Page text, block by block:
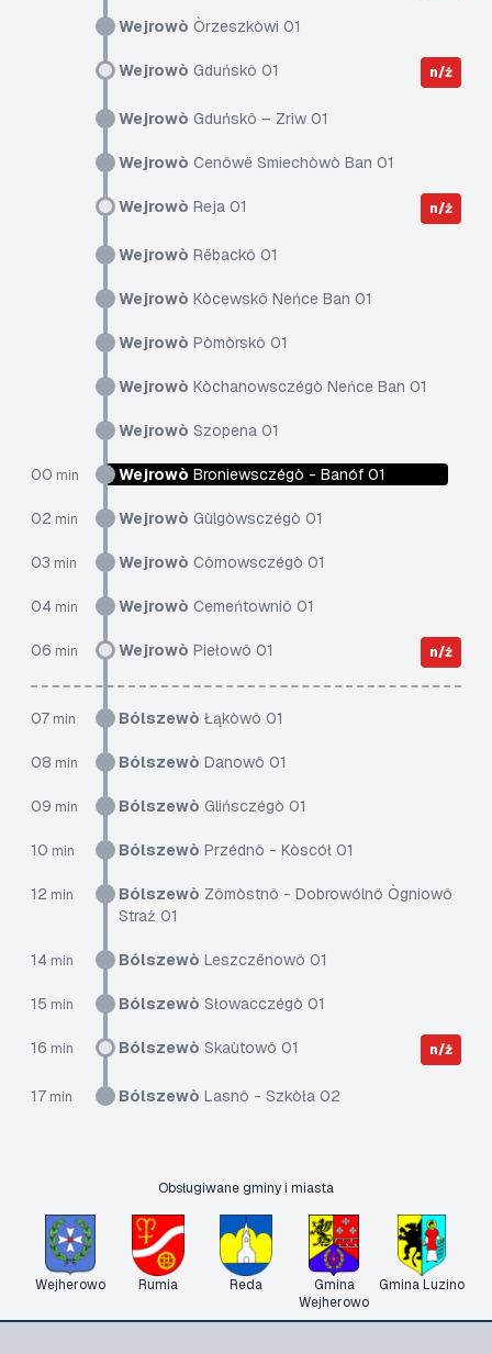
Wejrowò Òrzeszkòwi 01
Wejrowò Gduńskô 01 n/ż
Wejrowò Gduńskô – Zriw 01
Wejrowò Cenôwë Smiechòwò Ban 01
Wejrowò Reja 01 n/ż
Wejrowò Rëbackô 01
Wejrowò Kòcewskô Neńce Ban 01
Wejrowò Pòmòrskô 01
Wejrowò Kòchanowsczégò Neńce Ban 01
Wejrowò Szopena 01
00 min Wejrowò Broniewsczégò - Banóf 01
02 min Wejrowò Gùlgòwsczégò 01
03 min Wejrowò Côrnowsczégò 01
04 min Wejrowò Cemeńtowniô 01
06 min Wejrowò Piełowô 01 n/ż
07 min Bólszewò Łąkòwô 01
08 min Bólszewò Danowô 01
09 min Bólszewò Glińsczégò 01
10 min Bólszewò Przédnô - Kòscół 01
12 min Bólszewò Zômòstnô - Dobrowólnô Ògniowô
Straż 01
14 min Bólszewò Leszczënowô 01
15 min Bólszewò Słowacczégò 01
16 min Bólszewò Skaùtowô 01 n/ż
17 min Bólszewò Lasnô - Szkòła 02
Obsługiwane gminy i miasta
Wejherowo Rumia Reda
Gmina
Wejherowo
Gmina Luzino